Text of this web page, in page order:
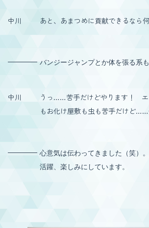
中川 あと、あまつめに貢献できるなら
バンジージャンプとか体を張る系
中川
うっ……苦手だけどやります！ エ
もお化け屋敷も虫も苦手だけど……
心意気は伝わってきました（笑）
活躍、楽しみにしています。